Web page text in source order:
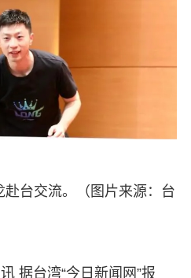
赴台交流。（图片来源：台
据台湾“今日新闻网”报